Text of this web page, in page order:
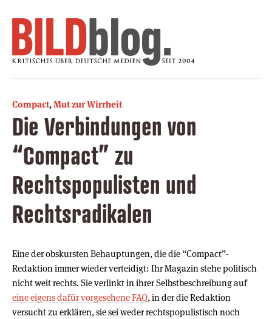
Compact,Mut zur Wirrheit
Die Verbindungen von
“Compact” zu
Rechtspopulisten und
Rechtsradikalen
Eine der obskursten Behauptungen, die die “Compact”-
Redaktion immer wieder verteidigt: Ihr Magazin stehe politisch
nicht weit rechts. Sie verlinkt in ihrer Selbstbeschreibung auf
eine eigens dafür vorgesehene FAQ, in der die Redaktion
versucht zu erklären, sie sei weder rechtspopulistisch noch